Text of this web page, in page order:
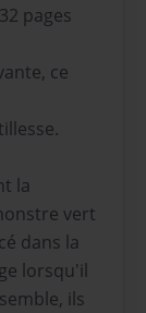
pages
ce
la
vert
dans la
lorsqu'il
ils